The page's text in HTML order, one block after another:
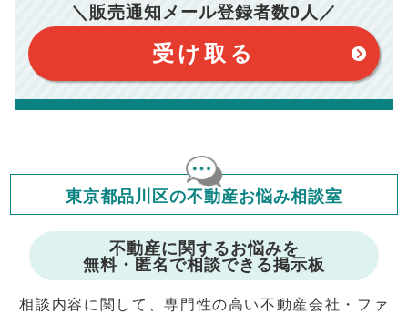
このシミュレーターは元利均等返済方式で試算しています。
このシミュレーターは、四捨五入にて計算しております。
このシミュレーターはお借り入れの全期間で金利が変わらない設
このシミュレーターでの結果は、お借り入れを保証するものでは
ありません。
このシミュレーターをご利用された方の、いかなる損害について
ますが、お借り入れの際に各金融機関にご相談ください。
会員マイページでは
修繕費・管理費の計算もできます
おります。（物件価格×3%＋6万円＋消費税）
＼販売通知メール登録者数0 人／
受け取る
東京都品川区の不動産お悩み相談室
不動産に関するお悩みを
無料・匿名で相談できる掲示板
相談内容に関して、専門性の高い不動産会社・ファ